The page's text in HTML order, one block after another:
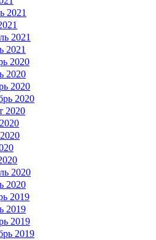
2021
2021
2021
2020
2020
2020
2020
2020
2020
2020
2019
2019
2019
2019